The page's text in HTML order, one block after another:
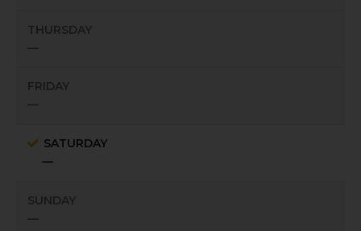
THURSDAY
—
FRIDAY
—
SATURDAY
—
SUNDAY
—